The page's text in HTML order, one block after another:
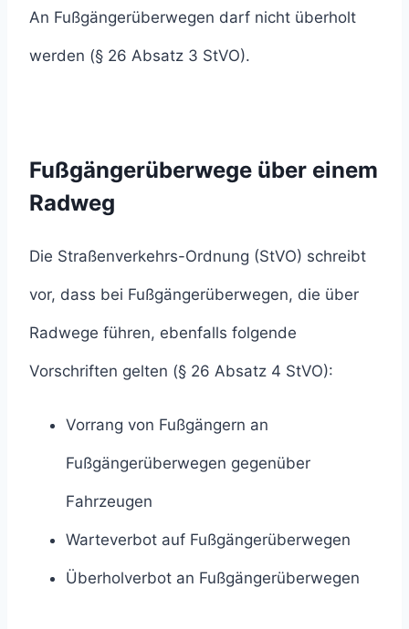
An Fußgängerüberwegen darf nicht überholt
werden (§ 26 Absatz 3 StVO).
Fußgängerüberwege über einem
Radweg
Die Straßenverkehrs-Ordnung (StVO) schreibt
vor, dass bei Fußgängerüberwegen, die über
Radwege führen, ebenfalls folgende
Vorschriften gelten (§ 26 Absatz 4 StVO):
Vorrang von Fußgängern an
Fußgängerüberwegen gegenüber
Fahrzeugen
Warteverbot auf Fußgängerüberwegen
Überholverbot an Fußgängerüberwegen